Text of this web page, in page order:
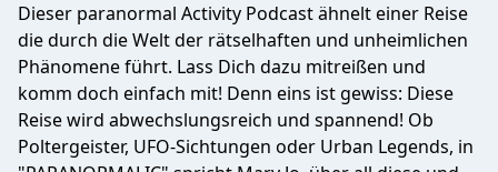
Dieser paranormal Activity Podcast ähnelt einer Reise
die durch die Welt der rätselhaften und unheimlichen
Phänomene führt. Lass Dich dazu mitreißen und
komm doch einfach mit! Denn eins ist gewiss: Diese
Reise wird abwechslungsreich und spannend! Ob
Poltergeister, UFO-Sichtungen oder Urban Legends, in